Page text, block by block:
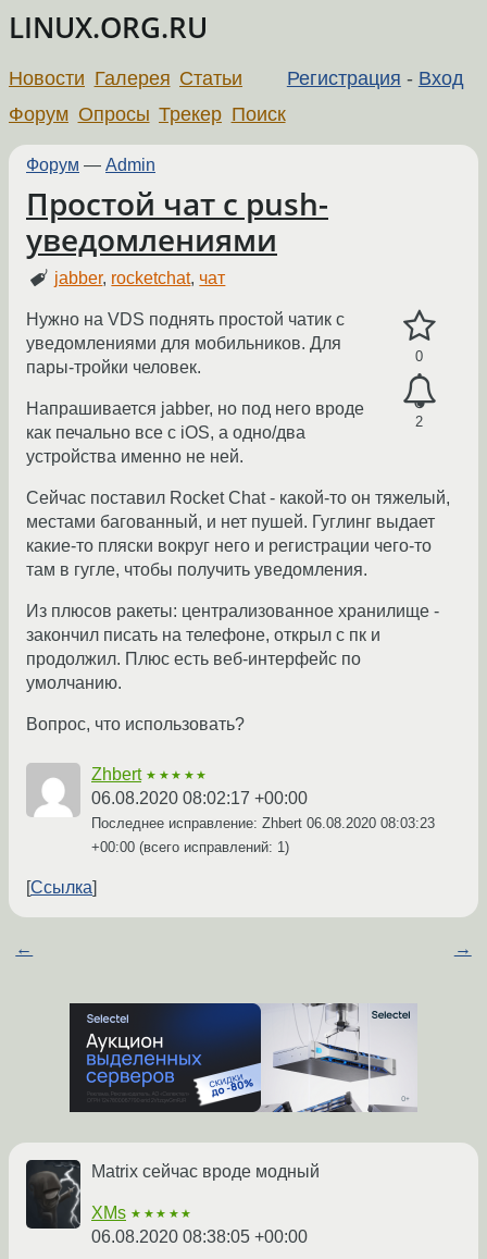
LINUX.ORG.RU
Регистрация - Вход
Новости Галерея Статьи
Форум Опросы Трекер Поиск
Форум — Admin
Простой чат с push-
уведомлениями
jabber, rocketchat, чат
0
2
Нужно на VDS поднять простой чатик с
уведомлениями для мобильников. Для
пары-тройки человек.
Напрашивается jabber, но под него вроде
как печально все с iOS, а одно/два
устройства именно не ней.
Сейчас поставил Rocket Chat - какой-то он тяжелый,
местами багованный, и нет пушей. Гуглинг выдает
какие-то пляски вокруг него и регистрации чего-то
там в гугле, чтобы получить уведомления.
Из плюсов ракеты: централизованное хранилище -
закончил писать на телефоне, открыл с пк и
продолжил. Плюс есть веб-интерфейс по
умолчанию.
Вопрос, что использовать?
Zhbert ★★★★★
06.08.2020 08:02:17 +00:00
Последнее исправление: Zhbert 06.08.2020 08:03:23
+00:00 (всего исправлений: 1)
Ссылка
← →
Matrix сейчас вроде модный
XMs ★★★★★
06.08.2020 08:38:05 +00:00